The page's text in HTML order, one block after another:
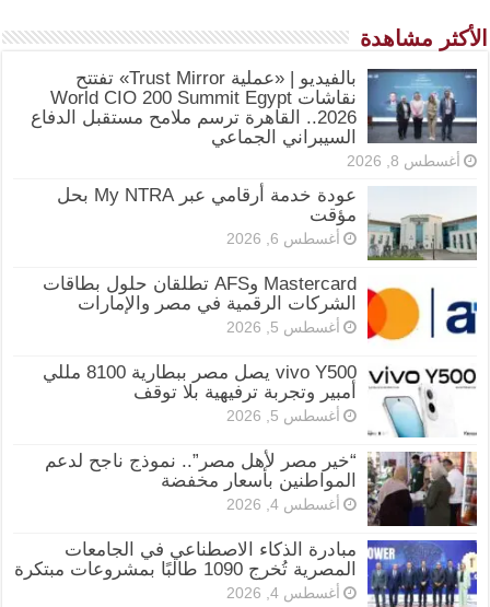
الأكثر مشاهدة
بالفيديو | «عملية Trust Mirror» تفتتح
نقاشات World CIO 200 Summit Egypt
2026.. القاهرة ترسم ملامح مستقبل الدفاع
السيبراني الجماعي
أغسطس 8, 2026
عودة خدمة أرقامي عبر My NTRA بحل
مؤقت
أغسطس 6, 2026
Mastercard وAFS تطلقان حلول بطاقات
الشركات الرقمية في مصر والإمارات
أغسطس 5, 2026
vivo Y500 يصل مصر ببطارية 8100 مللي
أمبير وتجربة ترفيهية بلا توقف
أغسطس 5, 2026
“خير مصر لأهل مصر”.. نموذج ناجح لدعم
المواطنين بأسعار مخفضة
أغسطس 4, 2026
مبادرة الذكاء الاصطناعي في الجامعات
المصرية تُخرج 1090 طالبًا بمشروعات مبتكرة
أغسطس 4, 2026